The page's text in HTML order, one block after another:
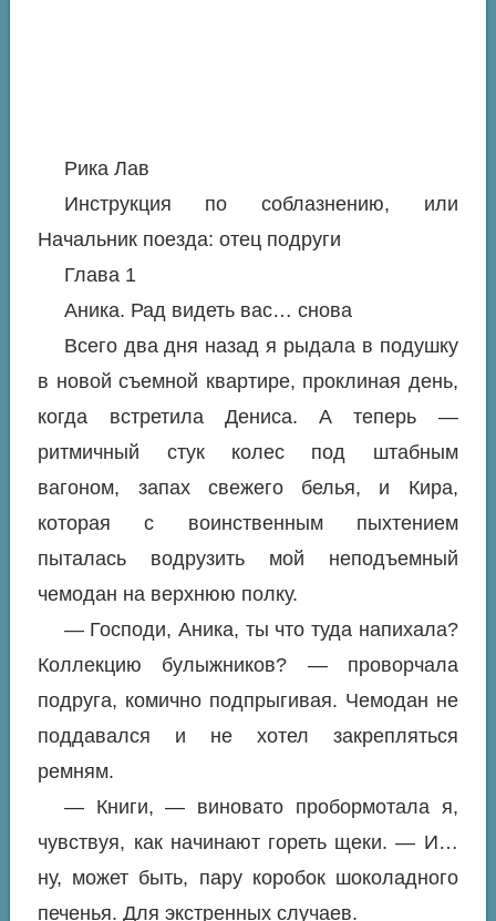
Рика Лав
Инструкция по соблазнению, или
Начальник поезда: отец подруги
Глава 1
Аника. Рад видеть вас… снова
Всего два дня назад я рыдала в подушку
в новой съемной квартире, проклиная день,
когда встретила Дениса. А теперь —
ритмичный стук колес под штабным
вагоном, запах свежего белья, и Кира,
которая с воинственным пыхтением
пыталась водрузить мой неподъемный
чемодан на верхнюю полку.
— Господи, Аника, ты что туда напихала?
Коллекцию булыжников? — проворчала
подруга, комично подпрыгивая. Чемодан не
поддавался и не хотел закрепляться
ремням.
— Книги, — виновато пробормотала я,
чувствуя, как начинают гореть щеки. — И…
ну, может быть, пару коробок шоколадного
печенья. Для экстренных случаев.